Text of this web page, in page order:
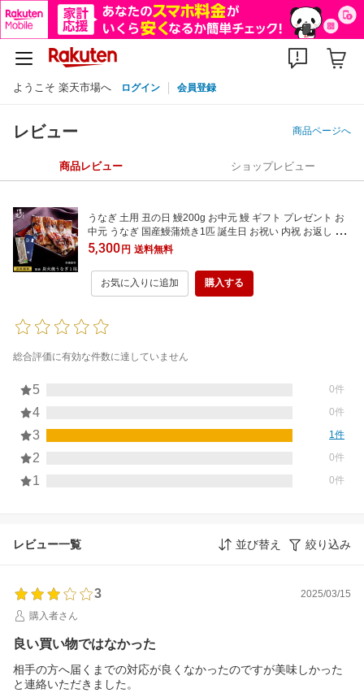
ようこそ 楽天市場へ ログイン 会員登録
レビュー 商品ページへ
商品レビュー ショップレビュー
うなぎ 土用 丑の日 鰻200g お中元 鰻 ギフト プレゼント お
中元 うなぎ 国産鰻蒲焼き1匹 誕生日 お祝い 内祝 お返し 食
べ物 グルメ 国産 うなぎ ウナギ 鰻 蒲焼き 炭焼き 長蒲焼 炭
火焼き お取り寄せ 贈り物 料亭の味 割烹 日本料理 清元
5,300円 送料無料
お気に入りに追加 購入する
総合評価に有効な件数に達していません
5 0件
4 0件
3 1件
2 0件
1 0件
レビュー一覧 並び替え 絞り込み
3
2025/03/15
購入者さん
良い買い物ではなかった
相手の方へ届くまでの対応が良くなかったのですが美味しかった
と連絡いただきました。